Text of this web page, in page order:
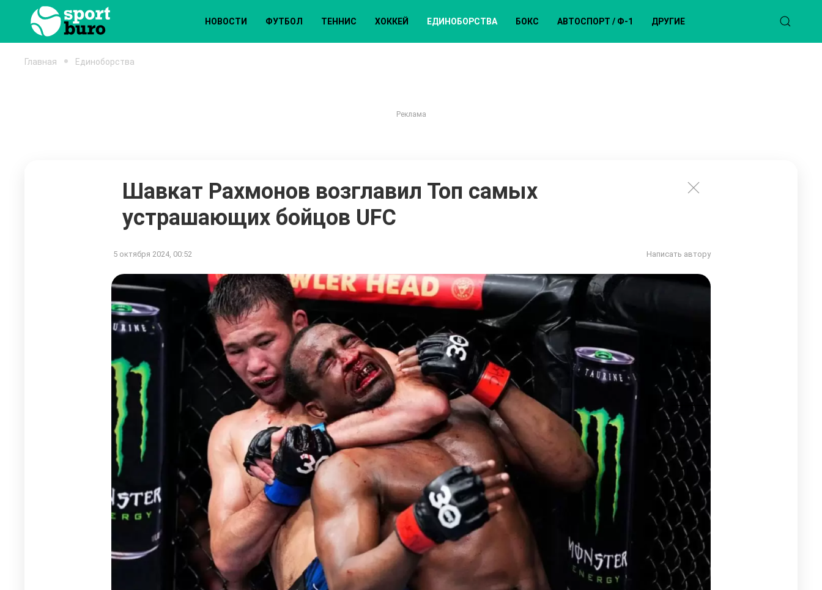
НОВОСТИ ФУТБОЛ ТЕННИС ХОККЕЙ ЕДИНОБОРСТВА БОКС АВТОСПОРТ / Ф-1 ДРУГИЕ
Главная Единоборства
Шавкат Рахмонов возглавил Топ самых
устрашающих бойцов UFC
5 октября 2024, 00:52 Написать автору